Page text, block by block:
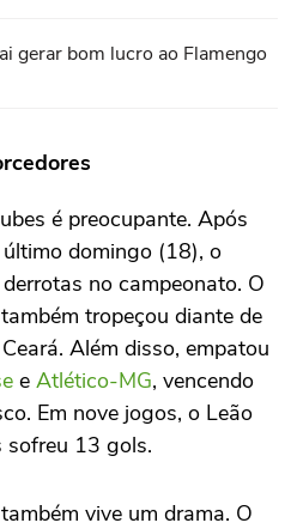
gerar bom lucro ao Flamengo
é preocupante. Após
domingo (18), o
no campeonato. O
tropeçou diante de
Além disso, empatou
e Atlético-MG, vencendo
Em nove jogos, o Leão
sofreu 13 gols.
vive um drama. O